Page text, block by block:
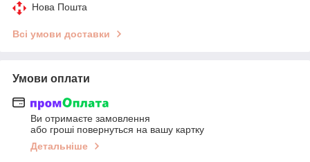
Нова Пошта
Всі умови доставки
Умови оплати
Ви отримаєте замовлення
або гроші повернуться на вашу картку
Детальніше